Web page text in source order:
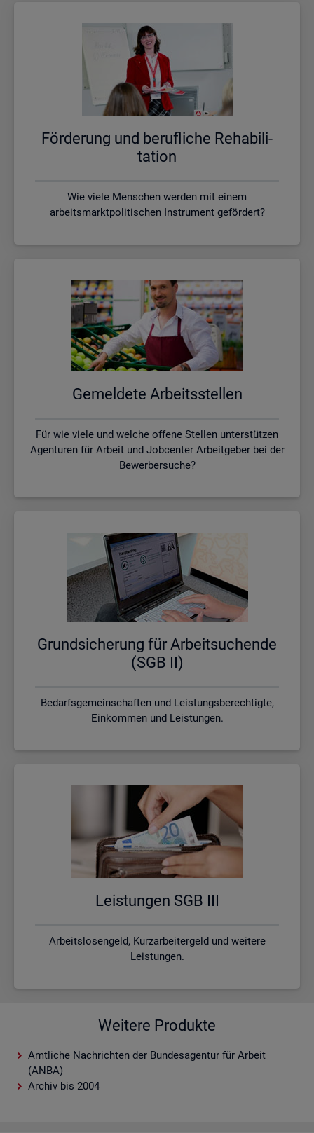
För­de­rung und be­ruf­li­che Re­ha­bi­li­
ta­ti­on
Wie viele Menschen werden mit einem
arbeitsmarktpolitischen Instrument gefördert?
Ge­mel­de­te Ar­beits­stel­len
Für wie viele und welche offene Stellen unterstützen
Agenturen für Arbeit und Jobcenter Arbeitgeber bei der
Bewerbersuche?
Grund­si­che­rung für Ar­beit­su­chen­de
(SGB II)
Bedarfsgemeinschaften und Leistungsberechtigte,
Einkommen und Leistungen.
Leis­tun­gen SGB III
Arbeitslosengeld, Kurzarbeitergeld und weitere
Leistungen.
Weitere Produkte
Amtliche Nachrichten der Bundesagentur für Arbeit
(ANBA)
Archiv bis 2004